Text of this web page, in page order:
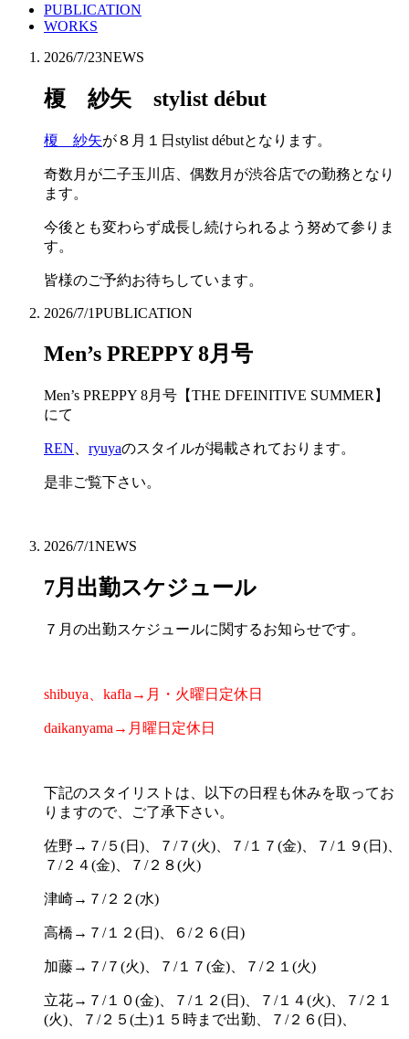
PUBLICATION
WORKS
2026/7/23NEWS
榎 紗矢 stylist début
榎 紗矢が８月１日stylist débutとなります。
奇数月が二子玉川店、偶数月が渋谷店での勤務となり
ます。
今後とも変わらず成長し続けられるよう努めて参りま
す。
皆様のご予約お待ちしています。
2026/7/1PUBLICATION
Men’s PREPPY 8月号
Men’s PREPPY 8月号【THE DFEINITIVE SUMMER】
にて
REN ryuyaのスタイルが掲載されております。
是非ご覧下さい。
2026/7/1NEWS
7月出勤スケジュール
７月の出勤スケジュールに関するお知らせです。
shibuya、kafla→月・火曜日定休日
daikanyama→月曜日定休日
下記のスタイリストは、以下の日程も休みを取ってお
りますので、ご了承下さい。
佐野→７/５(日)、７/７(火)、７/１７(金)、７/１９(日)、
７/２４(金)、７/２８(火)
津崎→７/２２(水)
高橋→７/１２(日)、６/２６(日)
加藤→７/７(火)、７/１７(金)、７/２１(火)
立花→７/１０(金)、７/１２(日)、７/１４(火)、７/２１
(火)、７/２５(土)１５時まで出勤、７/２６(日)、